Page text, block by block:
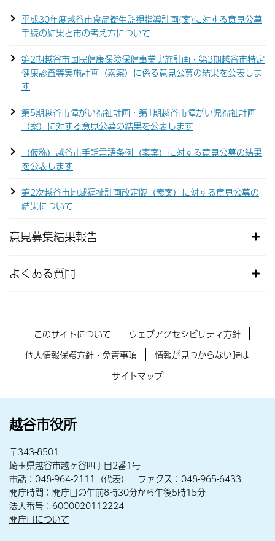
平成30年度越谷市食品衛生監視指導計画(案)に対する意見公募
手続の結果と市の考え方について
第2期越谷市国民健康保険保健事業実施計画・第3期越谷市特定
健康診査等実施計画（素案）に係る意見公募の結果を公表しま
す
第5期越谷市障がい福祉計画・第1期越谷市障がい児福祉計画
（案）に対する意見公募の結果を公表します
（仮称）越谷市手話言語条例（素案）に対する意見公募の結果
を公表します
第2次越谷市地域福祉計画改定版（素案）に対する意見公募の
結果について
意見募集結果報告
よくある質問
このサイトについて
ウェブアクセシビリティ方針
個人情報保護方針・免責事項
情報が見つからない時は
サイトマップ
越谷市役所
〒343-8501
埼玉県越谷市越ヶ谷四丁目2番1号
電話：048-964-2111（代表） ファクス：048-965-6433
開庁時間：開庁日の午前8時30分から午後5時15分
法人番号：6000020112224
開庁日について